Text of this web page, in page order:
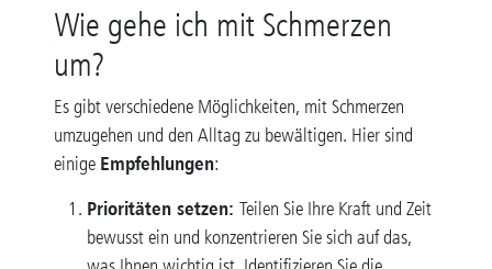
i
d
e
o
Wie gehe ich mit Schmerzen
um?
Es gibt verschiedene Möglichkeiten, mit Schmerzen
umzugehen und den Alltag zu bewältigen. Hier sind
einige Empfehlungen:
Prioritäten setzen: Teilen Sie Ihre Kraft und Zeit
bewusst ein und konzentrieren Sie sich auf das,